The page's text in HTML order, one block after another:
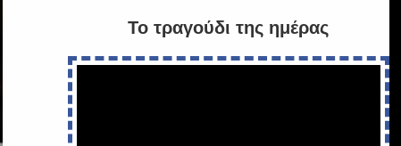
Το τραγούδι της ημέρας